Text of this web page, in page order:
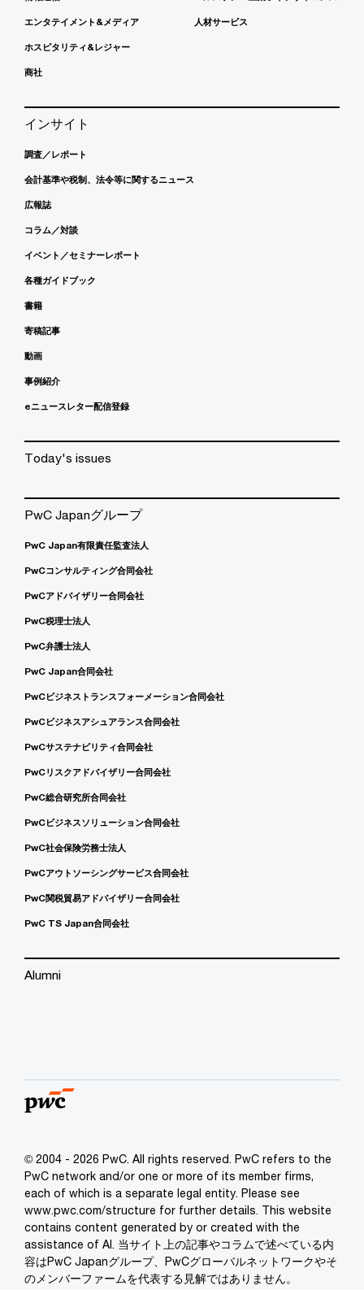
エンタテイメント&メディア
ホスピタリティ&レジャー
商社
人材サービス
インサイト
調査／レポート
会計基準や税制、法令等に関するニュース
広報誌
コラム／対談
イベント／セミナーレポート
各種ガイドブック
書籍
寄稿記事
動画
事例紹介
eニュースレター配信登録
Today's issues
PwC Japanグループ
PwC Japan有限責任監査法人
PwCコンサルティング合同会社
PwCアドバイザリー合同会社
PwC税理士法人
PwC弁護士法人
PwC Japan合同会社
PwCビジネストランスフォーメーション合同会社
PwCビジネスアシュアランス合同会社
PwCサステナビリティ合同会社
PwCリスクアドバイザリー合同会社
PwC総合研究所合同会社
PwCビジネスソリューション合同会社
PwC社会保険労務士法人
PwCアウトソーシングサービス合同会社
PwC関税貿易アドバイザリー合同会社
PwC TS Japan合同会社
Alumni
© 2004 - 2026 PwC. All rights reserved. PwC refers to the
PwC network and/or one or more of its member firms,
each of which is a separate legal entity. Please see
www.pwc.com/structure for further details. This website
contains content generated by or created with the
assistance of AI. 当サイト上の記事やコラムで述べている内
容はPwC Japanグループ、PwCグローバルネットワークやそ
のメンバーファームを代表する見解ではありません。